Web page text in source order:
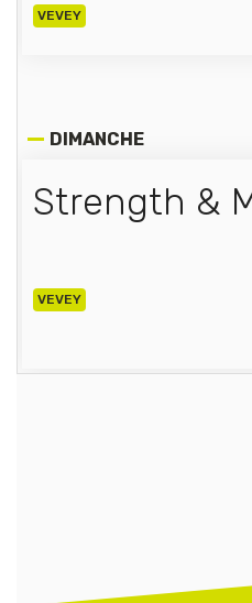
VEVEY
DIMANCHE
Strength &
VEVEY